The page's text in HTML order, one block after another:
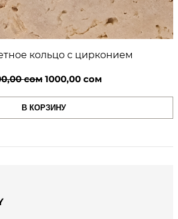
кольцо с цирконием
сом Первоначальная
цена
составляла
1000,00 сомТекущая
цена:
В КОРЗИНУ